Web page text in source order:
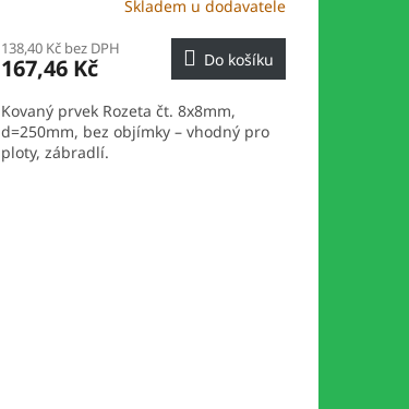
Skladem u dodavatele
138,40 Kč bez DPH
167,46 Kč Do košíku
Kovaný prvek Rozeta čt. 8x8mm,
d=250mm, bez objímky – vhodný pro
ploty, zábradlí.